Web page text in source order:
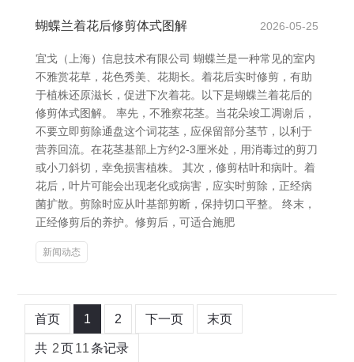
蝴蝶兰着花后修剪体式图解 2026-05-25
宜戈（上海）信息技术有限公司 蝴蝶兰是一种常见的室内
不雅赏花草，花色秀美、花期长。着花后实时修剪，有助
于植株还原滋长，促进下次着花。以下是蝴蝶兰着花后的
修剪体式图解。 率先，不雅察花茎。当花朵竣工凋谢后，
不要立即剪除通盘这个词花茎，应保留部分茎节，以利于
营养回流。在花茎基部上方约2-3厘米处，用消毒过的剪刀
或小刀斜切，幸免损害植株。 其次，修剪枯叶和病叶。着
花后，叶片可能会出现老化或病害，应实时剪除，正经病
菌扩散。剪除时应从叶基部剪断，保持切口平整。 终末，
正经修剪后的养护。修剪后，可适合施肥
新闻动态
首页 1 2 下一页 末页
共 2页11条记录